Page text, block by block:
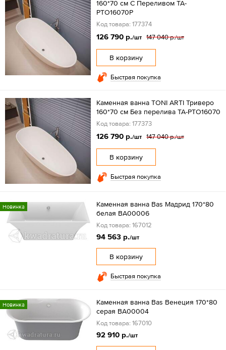
160*70 см С Переливом TA-
PTO16070P
Код товара: 177374
126 790 р./шт 147 040 р./шт
В корзину
Быстрая покупка
Каменная ванна TONI ARTI Триверо
160*70 см Без перелива TA-PTO16070
Код товара: 177373
126 790 р./шт 147 040 р./шт
В корзину
Быстрая покупка
Новинка
Каменная ванна Bas Мадрид 170*80
белая ВА00006
Код товара: 167012
94 563 р./шт
В корзину
Быстрая покупка
Новинка
Каменная ванна Bas Венеция 170*80
серая ВА00004
Код товара: 167010
92 910 р./шт